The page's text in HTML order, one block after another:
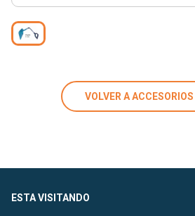
VOLVER A
ESTA VISITANDO